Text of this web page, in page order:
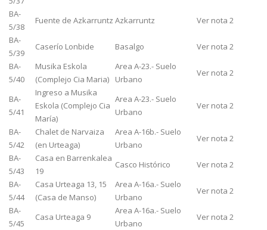
BA-
5/38
Fuente de Azkarruntz Azkarruntz
Ver nota 2
BA-
5/39
Caserío Lonbide Basalgo
Ver nota 2
BA-
5/40
Musika Eskola
(Complejo Cia Maria)
Area A-23.- Suelo
Urbano
Ver nota 2
BA-
5/41
Ingreso a Musika
Eskola (Complejo Cia
María)
Area A-23.- Suelo
Urbano
Ver nota 2
BA-
5/42
Chalet de Narvaiza
(en Urteaga)
Area A-16b.- Suelo
Urbano
Ver nota 2
BA-
5/43
Casa en Barrenkalea
19
Casco Histórico
Ver nota 2
BA-
5/44
Casa Urteaga 13, 15
(Casa de Manso)
Area A-16a.- Suelo
Urbano
Ver nota 2
BA-
5/45
Casa Urteaga 9
Area A-16a.- Suelo
Urbano
Ver nota 2